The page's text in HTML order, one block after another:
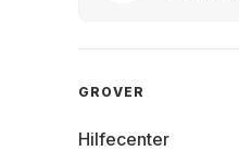
GROVER
Hilfecenter